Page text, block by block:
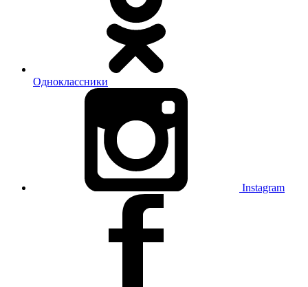
Одноклассники
Instagram